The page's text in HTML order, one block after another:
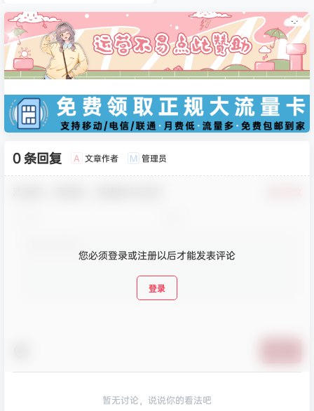
0 条回复 A 文章作者 M 管理员
您必须登录或注册以后才能发表评论
登录
暂无讨论，说说你的看法吧